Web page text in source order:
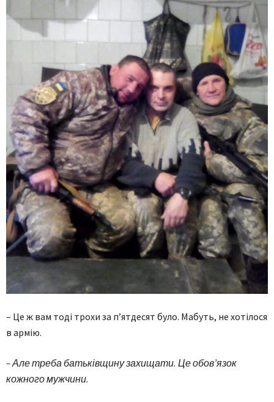
– Це ж вам тоді трохи за п’ятдесят було. Мабуть, не хотілося
в армію.
– Але треба батьківщину захищати. Це обов’язок
кожного мужчини.